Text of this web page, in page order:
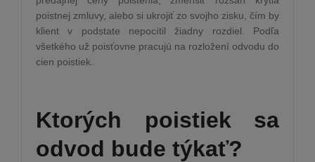
poistnej zmluvy, alebo si ukrojiť zo svojho zisku, čím by
klient v podstate nepocítil žiadny rozdiel. Podľa
všetkého už poisťovne pracujú na rozložení odvodu do
cien poistiek.
Ktorých poistiek sa
odvod bude týkať?